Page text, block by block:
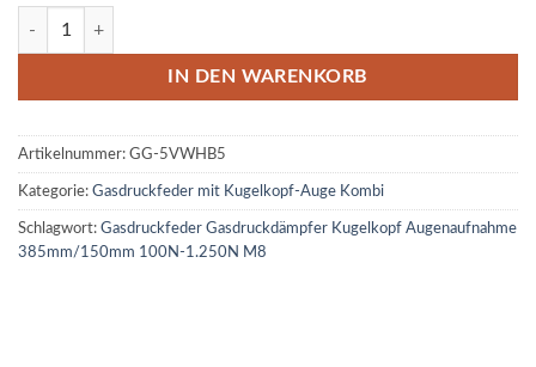
Gasdruckfeder Gasdruckdämpfer Kugelkopf Augenaufnahme
IN DEN WARENKORB
Artikelnummer: GG-5VWHB5
Kategorie: Gasdruckfeder mit Kugelkopf-Auge Kombi
Schlagwort: Gasdruckfeder Gasdruckdämpfer Kugelkopf Augenaufnahme
385mm/150mm 100N-1.250N M8